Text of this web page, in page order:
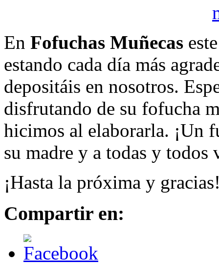
En Fofuchas Muñecas
estando cada día más
depositáis en nosotros.
disfrutando de su fofucha
hicimos al elaborarla. ¡Un
su madre y a todas y todos
¡Hasta la próxima y
Compartir en: